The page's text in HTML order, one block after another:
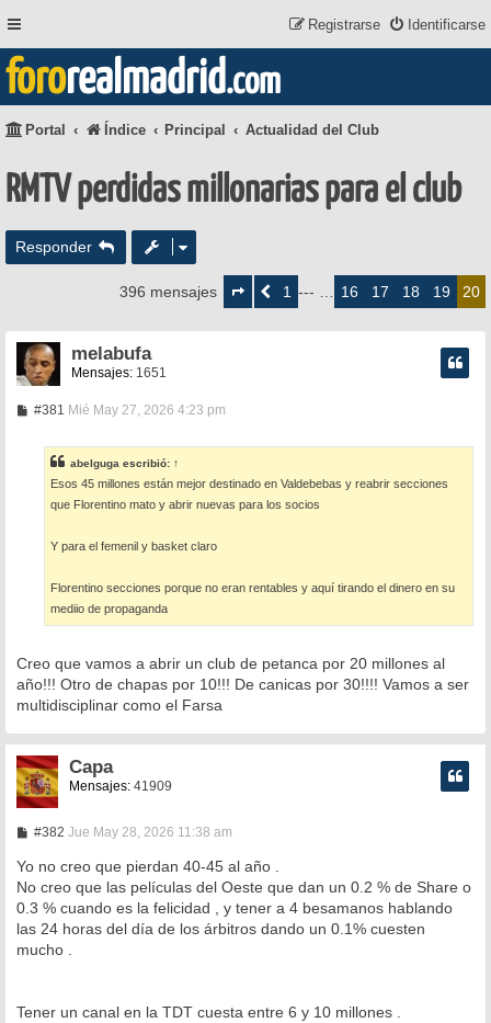
Identificarse
Registrarse
fororealmadrid.com
Portal Índice Principal Actualidad del Club
RMTV perdidas millonarias para el club
Responder
396 mensajes
deAnterior1 --- … 16 17 18 19 20
melabufa
Mensajes: 1651
#381 M
s
a
j
e
Mié May 27, 2026 4:23 pm
abelguga escribió: ↑
Esos 45 millones están mejor destinado en Valdebebas y reabrir secciones
que Florentino mato y abrir nuevas para los socios
Y para el femenil y basket claro
Florentino secciones porque no eran rentables y aquí tirando el dinero en su
mediio de propaganda
Creo que vamos a abrir un club de petanca por 20 millones al
año!!! Otro de chapas por 10!!! De canicas por 30!!!! Vamos a ser
multidisciplinar como el Farsa
Capa
Mensajes:41909
#382M
n
a
j
e
Jue May 28, 2026 11:38 am
Yo no creo que pierdan 40-45 al año .
No creo que las películas del Oeste que dan un 0.2 % de Share o
0.3 % cuando es la felicidad , y tener a 4 besamanos hablando
las 24 horas del día de los árbitros dando un 0.1% cuesten
mucho .
Tener un canal en la TDT cuesta entre 6 y 10 millones .